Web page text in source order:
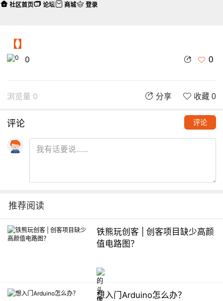
【】
0 0
浏览量 0 分享 收藏 0
评论 评论
推荐阅读
铁熊玩创客 | 创客项目缺少高颜
值电路图？
想入门Arduino怎么办？
社区首页 论坛 商城 登录